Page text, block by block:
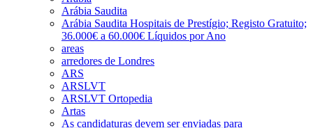
Arábia Saudita
Arábia Saudita Hospitais de Prestígio; Registo Gratuito;
36.000€ a 60.000€ Líquidos por Ano
areas
arredores de Londres
ARS
ARSLVT
ARSLVT Ortopedia
Artas
As candidaturas devem ser enviadas para